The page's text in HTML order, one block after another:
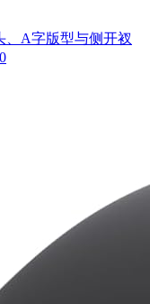
、A字版型与侧开衩